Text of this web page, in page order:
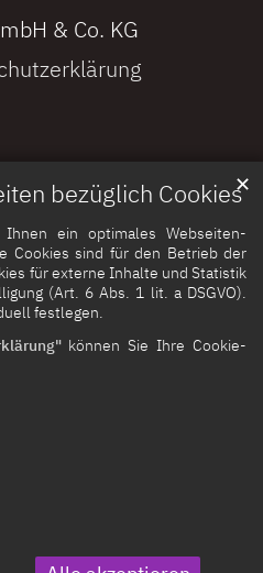
bezüglich Cookies
ein optimales Webseiten-
Cookies sind für den Betrieb der
für externe Inhalte und Statistik
(Art. 6 Abs. 1 lit. a DSGVO).
festlegen.
können Sie Ihre Cookie-
✕
& Co. KG